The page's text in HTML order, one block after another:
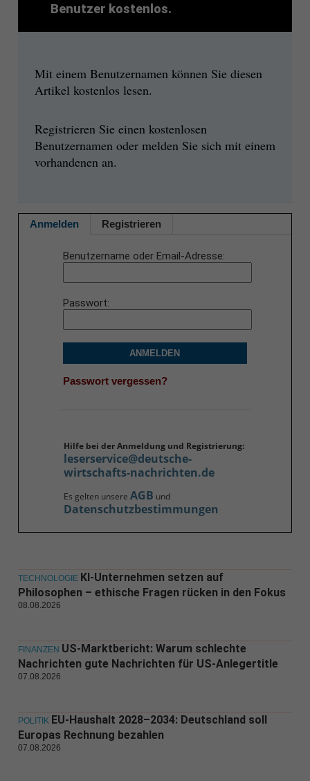
Benutzer kostenlos.
Mit einem Benutzernamen können Sie diesen
Artikel kostenlos lesen.
Registrieren Sie einen kostenlosen
Benutzernamen oder melden Sie sich mit einem
vorhandenen an.
Anmelden Registrieren
Benutzername oder Email-Adresse
Passwort
ANMELDEN
Passwort vergessen?
Hilfe bei der Anmeldung und Registrierung:
leserservice@deutsche-
wirtschafts-nachrichten.de
Es gelten unsere AGB und
Datenschutzbestimmungen
TECHNOLOGIE KI-Unternehmen setzen auf
Philosophen – ethische Fragen rücken in den Fokus
08.08.2026
FINANZEN US-Marktbericht: Warum schlechte
Nachrichten gute Nachrichten für US-Anlegertitle
07.08.2026
POLITIK EU-Haushalt 2028–2034: Deutschland soll
Europas Rechnung bezahlen
07.08.2026